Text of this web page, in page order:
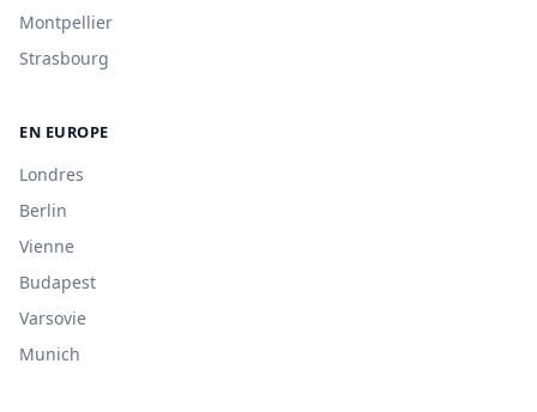
Montpellier
Strasbourg
EN EUROPE
Londres
Berlin
Vienne
Budapest
Varsovie
Munich